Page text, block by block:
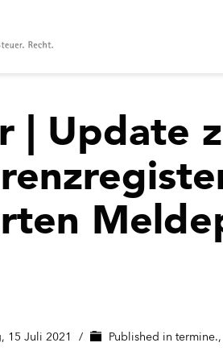
| Update
15 Juli 2021 / Published in termine.,